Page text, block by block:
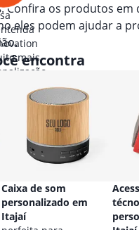
mais
. Confira os produtos em
eles podem ajudar a
encontra
Caixa de som
personalizado em
Itajaí